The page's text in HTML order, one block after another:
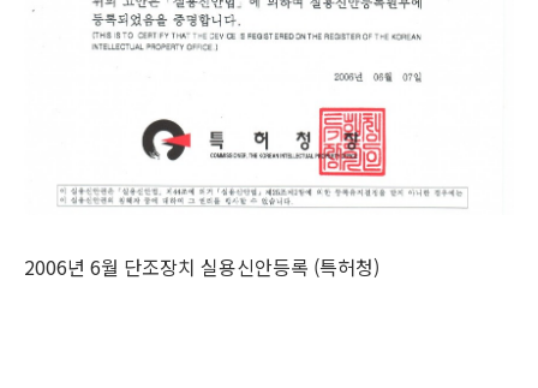
2006년 6월 단조장치 실용신안등록 (특허청)